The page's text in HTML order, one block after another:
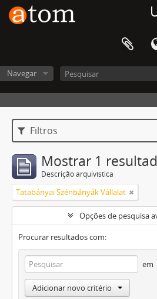
Navegar
Filtros
Mostrar 1
Descrição arquivística
Tatabányai Szénbányák Vállalat
Opções de pesquisa
Procurar resultados com:
em
Adicionar novo critério